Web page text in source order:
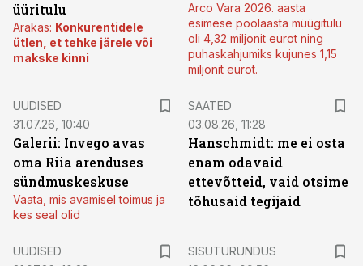
üüritulu
Arakas: Konkurentidele
ütlen, et tehke järele või
makske kinni
Arco Vara 2026. aasta
esimese poolaasta müügitulu
oli 4,32 miljonit eurot ning
puhaskahjumiks kujunes 1,15
miljonit eurot.
UUDISED
31.07.26, 10:40
Galerii: Invego avas
oma Riia arenduses
sündmuskeskuse
Vaata, mis avamisel toimus ja
kes seal olid
SAATED
03.08.26, 11:28
Hanschmidt: me ei osta
enam odavaid
ettevõtteid, vaid otsime
tõhusaid tegijaid
UUDISED
SISUTURUNDUS